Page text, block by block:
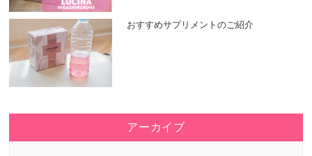
おすすめサプリメントのご紹介
アーカイブ